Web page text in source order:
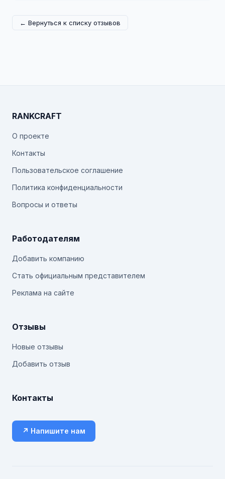
← Вернуться к списку отзывов
RANKCRAFT
О проекте
Контакты
Пользовательское соглашение
Политика конфиденциальности
Вопросы и ответы
Работодателям
Добавить компанию
Стать официальным представителем
Реклама на сайте
Отзывы
Новые отзывы
Добавить отзыв
Контакты
↗ Напишите нам